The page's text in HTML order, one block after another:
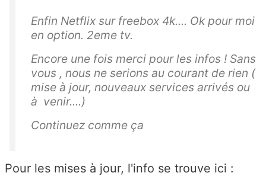
Enfin Netflix sur freebox 4k.... Ok pour moi
en option. 2eme tv.
Encore une fois merci pour les infos ! Sans
vous , nous ne serions au courant de rien (
mise à jour, nouveaux services arrivés ou
à venir....)
Continuez comme ça
Pour les mises à jour, l'info se trouve ici :